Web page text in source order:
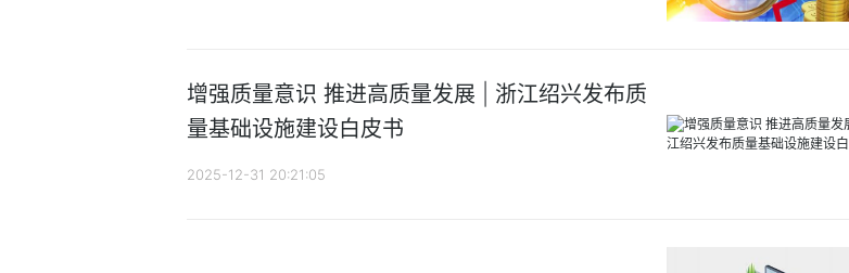
增强质量意识 推进高质量发展 | 浙江绍兴发布质
量基础设施建设白皮书
2025-12-31 20:21:05